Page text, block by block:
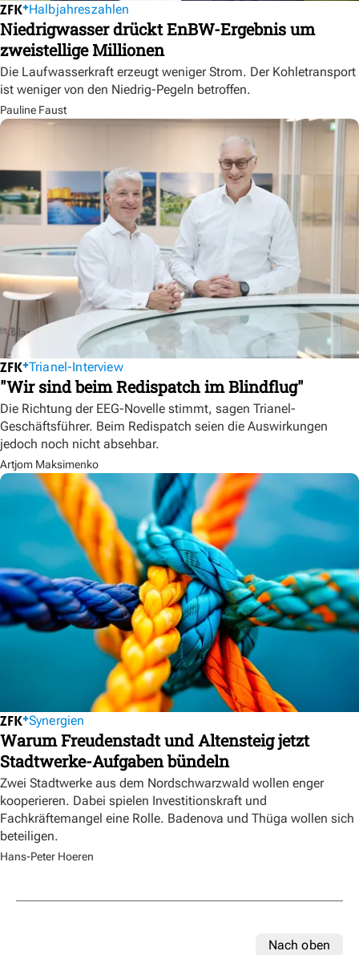
Halbjahreszahlen
Niedrigwasser drückt EnBW-Ergebnis um
zweistellige Millionen
Die Laufwasserkraft erzeugt weniger Strom. Der Kohletransport
ist weniger von den Niedrig-Pegeln betroffen.
Pauline Faust
Trianel-Interview
"Wir sind beim Redispatch im Blindflug"
Die Richtung der EEG-Novelle stimmt, sagen Trianel-
Geschäftsführer. Beim Redispatch seien die Auswirkungen
jedoch noch nicht absehbar.
Artjom Maksimenko
Synergien
Warum Freudenstadt und Altensteig jetzt
Stadtwerke-Aufgaben bündeln
Zwei Stadtwerke aus dem Nordschwarzwald wollen enger
kooperieren. Dabei spielen Investitionskraft und
Fachkräftemangel eine Rolle. Badenova und Thüga wollen sich
beteiligen.
Hans-Peter Hoeren
Nach oben